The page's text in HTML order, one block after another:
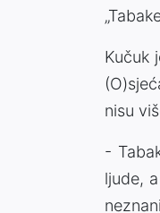
Kučuk
nisu
-
ljude,